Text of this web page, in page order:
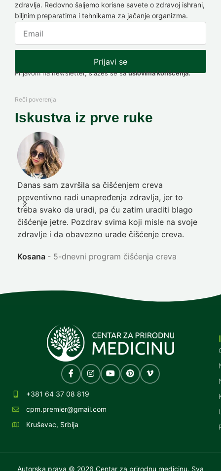
zdravlja. Redovno šaljemo korisne savete o zdravoj ishrani,
biljnim preparatima i tehnikama za jačanje organizma.
Prijavi se
Prijavom na newsletter, slažeš se sauslovima korišćenja.
Reči poverenja
Iskustva iz prve ruke
Danas sam završila sa čišćenjem creva
preventivno radi unapređenja zdravlja, jer to
treba svako da uradi, pa ću zatim uraditi blago
čišćenje jetre. Pozdrav svima koji misle na svoje
zdravlje i da obavezno urade čišćenje creva.
Kosana 5-dnevni program čišćenja creva
+381 64 37 08 819
cpm.premier@gmail.com
Kruševac, Srbija
Autorska prava © 2026 Centar za prirodnu medicinu. Sva